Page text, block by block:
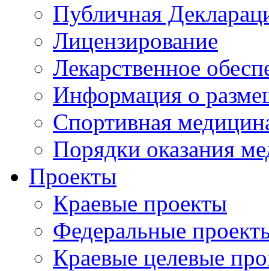
Публичная
Лицензирование
Лекарственное
Информация о
Спортивная
Порядки оказания
Проекты
Краевые проекты
Федеральные
Краевые целевые